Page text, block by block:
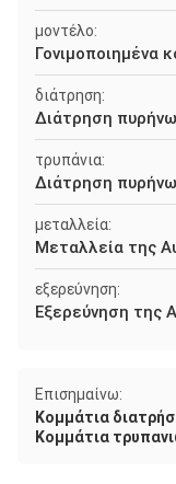
μοντέλο:
Γονιμοποιημένα
διάτρηση:
Διάτρηση
τρυπάνια:
Διάτρηση
μεταλλεία:
Μεταλλεία της
εξερεύνηση:
Εξερεύνηση της
Επισημαίνω:
Κομμάτια
Κομμάτια